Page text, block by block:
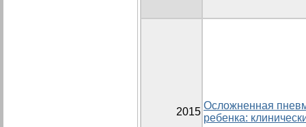
2015
Осложненная
ребенка: